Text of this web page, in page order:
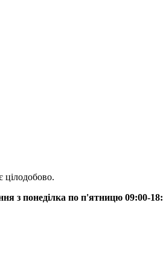
цілодобово.
з понеділка по п'ятницю 09:00-